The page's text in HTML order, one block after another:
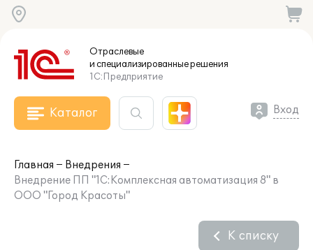
Отраслевые
и специализированныерешения
1С:Предприятие
Каталог Вход
Главная
Внедрения
Внедрение ПП "1С:Комплексная автоматизация 8" в
ООО "Город Красоты"
К списку